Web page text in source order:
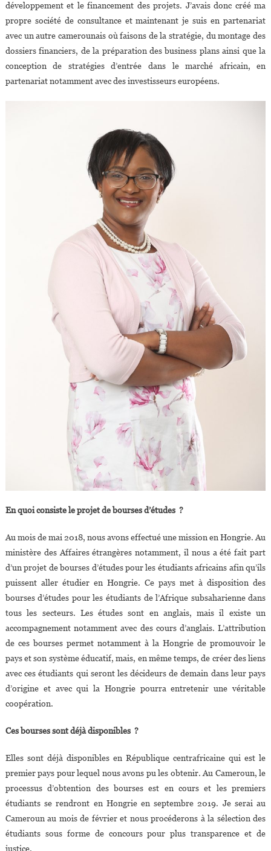
développement et le financement des projets. J’avais donc créé ma
propre société de consultance et maintenant je suis en partenariat
avec un autre camerounais où faisons de la stratégie, du montage des
dossiers financiers, de la préparation des business plans ainsi que la
conception de stratégies d’entrée dans le marché africain, en
partenariat notamment avec des investisseurs européens.
En quoi consiste le projet de bourses d’études ?
Au mois de mai 2018, nous avons effectué une mission en Hongrie. Au
ministère des Affaires étrangères notamment, il nous a été fait part
d’un projet de bourses d’études pour les étudiants africains afin qu’ils
puissent aller étudier en Hongrie. Ce pays met à disposition des
bourses d’études pour les étudiants de l’Afrique subsaharienne dans
tous les secteurs. Les études sont en anglais, mais il existe un
accompagnement notamment avec des cours d’anglais. L’attribution
de ces bourses permet notamment à la Hongrie de promouvoir le
pays et son système éducatif, mais, en même temps, de créer des liens
avec ces étudiants qui seront les décideurs de demain dans leur pays
d’origine et avec qui la Hongrie pourra entretenir une véritable
coopération.
Ces bourses sont déjà disponibles ?
Elles sont déjà disponibles en République centrafricaine qui est le
premier pays pour lequel nous avons pu les obtenir. Au Cameroun, le
processus d’obtention des bourses est en cours et les premiers
étudiants se rendront en Hongrie en septembre 2019. Je serai au
Cameroun au mois de février et nous procéderons à la sélection des
étudiants sous forme de concours pour plus transparence et de
justice.